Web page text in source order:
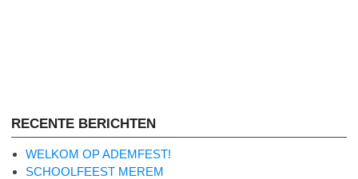
RECENTE BERICHTEN
WELKOM OP ADEMFEST!
SCHOOLFEEST MEREM